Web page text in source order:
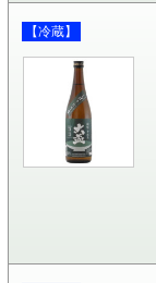
【冷蔵】